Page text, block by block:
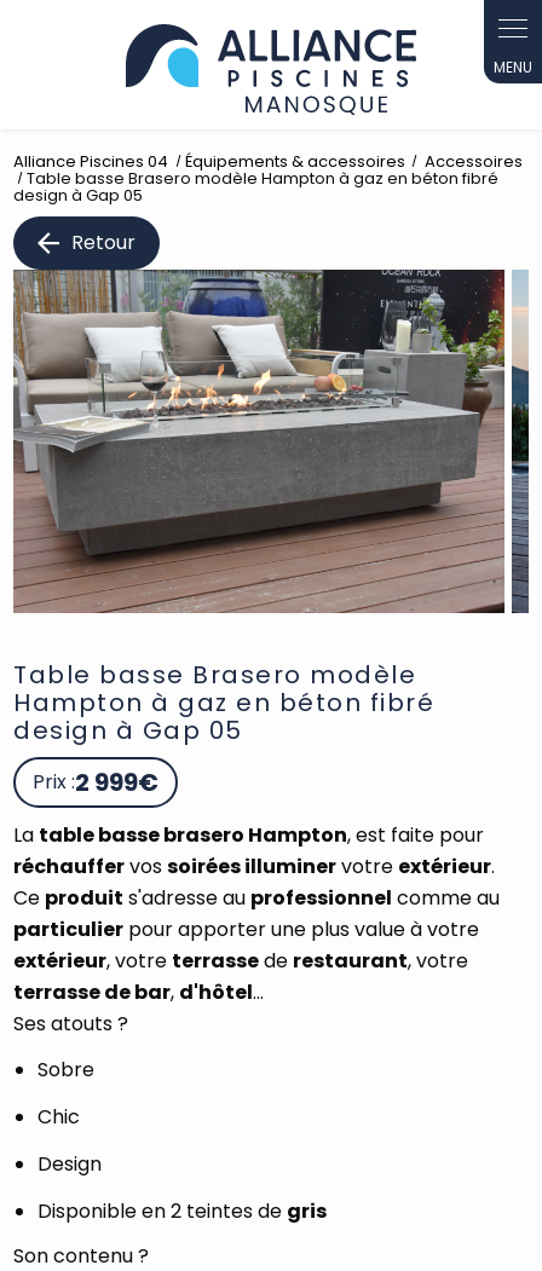
Alliance Piscines 04 Équipements & accessoires Accessoires
Table basse Brasero modèle Hampton à gaz en béton fibré
design à Gap 05
Retour
Table basse Brasero modèle
Hampton à gaz en béton fibré
design à Gap 05
Prix :2 999€
La table basse brasero Hampton, est faite pour
réchauffervossoirées illuminervotre extérieur.
Ce produit s'adresse au professionnel comme au
particulier pour apporter une plus value à votre
extérieur, votre terrassede restaurant, votre
terrasse de bar, d'hôtel...
Ses atouts ?
Sobre
Chic
Design
Disponible en 2 teintes de gris
Son contenu ?